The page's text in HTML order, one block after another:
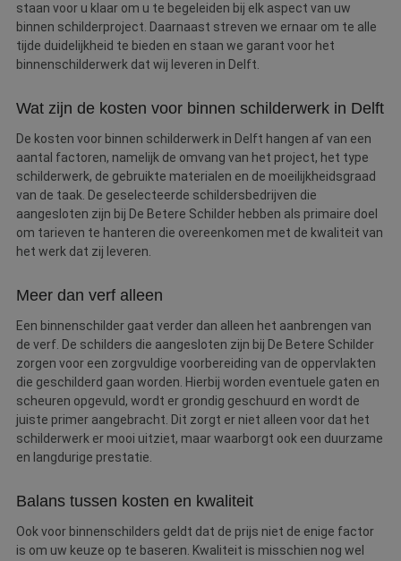
staan voor u klaar om u te begeleiden bij elk aspect van uw
binnen schilderproject. Daarnaast streven we ernaar om te alle
tijde duidelijkheid te bieden en staan we garant voor het
binnenschilderwerk dat wij leveren in Delft.
Wat zijn de kosten voor binnen schilderwerk in Delft
De kosten voor binnen schilderwerk in Delft hangen af van een
aantal factoren, namelijk de omvang van het project, het type
schilderwerk, de gebruikte materialen en de moeilijkheidsgraad
van de taak. De geselecteerde schildersbedrijven die
aangesloten zijn bij De Betere Schilder hebben als primaire doel
om tarieven te hanteren die overeenkomen met de kwaliteit van
het werk dat zij leveren.
Meer dan verf alleen
Een binnenschilder gaat verder dan alleen het aanbrengen van
de verf. De schilders die aangesloten zijn bij De Betere Schilder
zorgen voor een zorgvuldige voorbereiding van de oppervlakten
die geschilderd gaan worden. Hierbij worden eventuele gaten en
scheuren opgevuld, wordt er grondig geschuurd en wordt de
juiste primer aangebracht. Dit zorgt er niet alleen voor dat het
schilderwerk er mooi uitziet, maar waarborgt ook een duurzame
en langdurige prestatie.
Balans tussen kosten en kwaliteit
Ook voor binnenschilders geldt dat de prijs niet de enige factor
is om uw keuze op te baseren. Kwaliteit is misschien nog wel